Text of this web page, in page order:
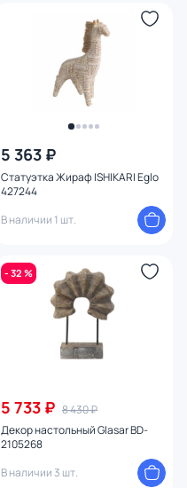
5 363 ₽
Статуэтка Жираф ISHIKARI Eglo
427244
В наличии 1 шт.
- 32 %
5 733 ₽ 8 430 ₽
Декор настольный Glasar BD-
2105268
В наличии 3 шт.